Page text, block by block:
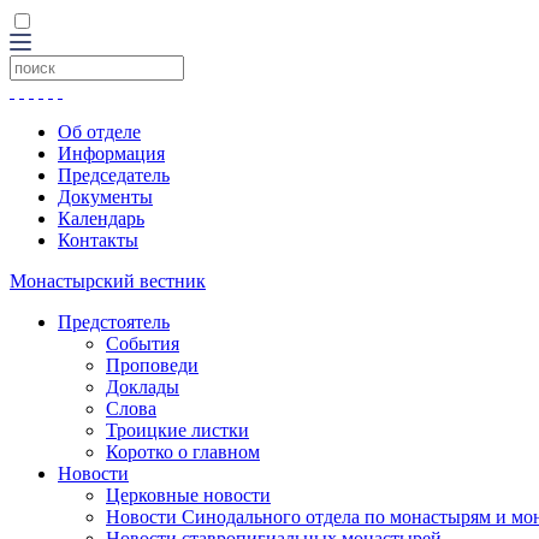
Об отделе
Информация
Председатель
Документы
Календарь
Контакты
Монастырский вестник
Предстоятель
События
Проповеди
Доклады
Слова
Троицкие листки
Коротко о главном
Новости
Церковные новости
Новости Синодального отдела по монастырям и